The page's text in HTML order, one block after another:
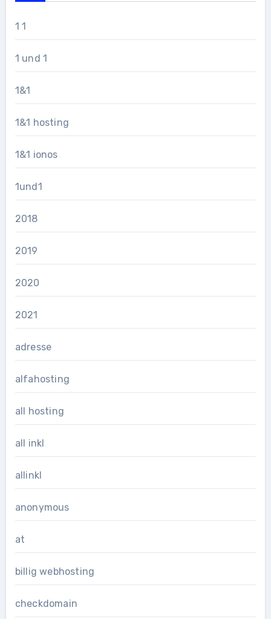
1 1
1 und 1
1&1
1&1 hosting
1&1 ionos
1und1
2018
2019
2020
2021
adresse
alfahosting
all hosting
all inkl
allinkl
anonymous
at
billig webhosting
checkdomain